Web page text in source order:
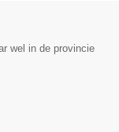
wel in de provincie